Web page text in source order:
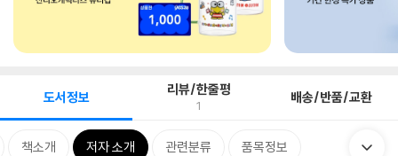
도서정보 리뷰/한줄평
1 배송/반품/교환
책소개 저자 소개 관련분류 품목정보